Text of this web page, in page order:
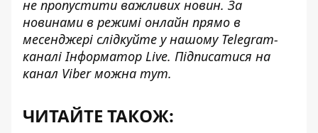
не пропустити важливих новин. За
новинами в режимі онлайн прямо в
месенджері слідкуйте у нашому Telegram-
каналіІнформатор Live. Підписатися на
канал Viber можна тут.
ЧИТАЙТЕ ТАКОЖ: